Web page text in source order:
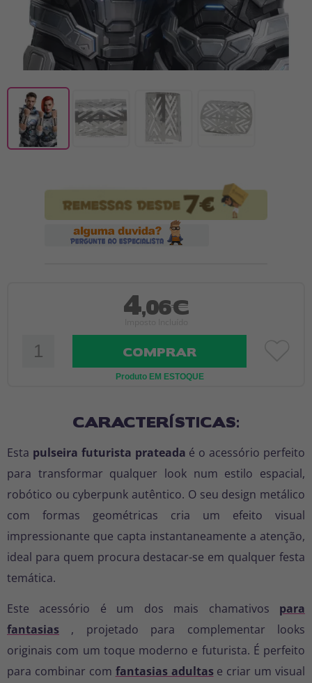
4,06€
COMPRAR
Produto EM ESTOQUE
CARACTERÍSTICAS:
Esta pulseira futurista prateada é o acessório perfeito
para transformar qualquer look num estilo espacial,
robótico ou cyberpunk autêntico. O seu design metálico
com formas geométricas cria um efeito visual
impressionante que capta instantaneamente a atenção,
ideal para quem procura destacar-se em qualquer festa
temática.
Este acessório é um dos mais chamativos para
fantasias , projetado para complementar looks
originais com um toque moderno e futurista. É perfeito
para combinar com fantasias adultase criar um visual